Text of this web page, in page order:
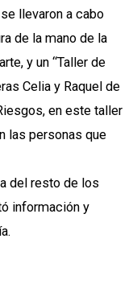
llevaron a cabo
de la mano de la
y un “Taller de
Celia y Raquel de
en este taller
las personas que
del resto de los
información y